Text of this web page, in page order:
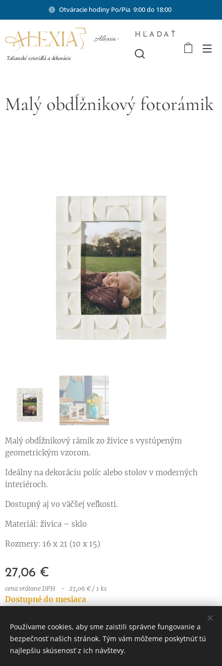
Otváracie hodiny Po/Pia 9:00 do 18:00
Alexia-
Talianské svietidlá a dekorácie
HĽADAŤ
Malý obdĺžnikový fotorámik
Malý obdĺžnikový rámik zo živice s vystúpeným
geometrickým vzorom.
Ideálny na dekoráciu políc alebo stolov v moderných
interiéroch.
Dostupný aj vo väčšej veľkosti.
Materiál: živica – sklo
Rozmery: 16 x 21 (10 x 15)
27,06 €
cena vrátane DPH 27,06 € / 1 ks
Dostupné do mesiaca
Používame cookies, aby sme zaistili správne fungovanie a
bezpečnosť našich stránok. Tým vám môžeme poskytnúť tú
najlepšiu skúsenosť z ich návštevy.